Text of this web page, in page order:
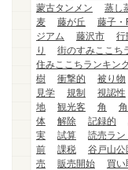
蒙古タンメン
蒸し
麦
藤が丘
藤子・
ジアム
藤沢市 行
り
街のすみここち
住みここちランキン
樹
衝撃的 被り物
見学
規制 視認性
地
観光客 角
体
解除 記録的
実
試算 読売ラン
前
課税 谷戸山公
売
販売開始 買い